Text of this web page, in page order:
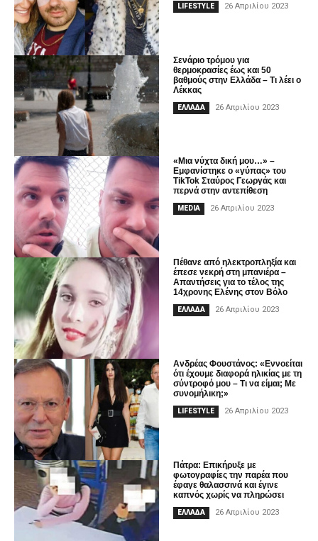
LIFESTYLE 26 Απριλίου 2023
Σενάριο τρόμου για
θερμοκρασίες έως και 50
βαθμούς στην Ελλάδα – Τι λέει ο
Λέκκας
ΕΛΛΑΔΑ 26 Απριλίου 2023
«Μια νύχτα δική μου…» –
Εμφανίστηκε ο «γύπας» του
TikTok Σταύρος Γεωργάς και
περνά στην αντεπίθεση
MEDIA 26 Απριλίου 2023
Πέθανε από ηλεκτροπληξία και
έπεσε νεκρή στη μπανιέρα –
Απαντήσεις για το τέλος της
14χρονης Ελένης στον Βόλο
ΕΛΛΑΔΑ 26 Απριλίου 2023
Ανδρέας Φουστάνος: «Εννοείται
ότι έχουμε διαφορά ηλικίας με τη
σύντροφό μου – Τι να είμαι; Με
συνομήλικη;»
LIFESTYLE 26 Απριλίου 2023
Πάτρα: Επικήρυξε με
φωτογραφίες την παρέα που
έφαγε θαλασσινά και έγινε
καπνός χωρίς να πληρώσει
ΕΛΛΑΔΑ 26 Απριλίου 2023